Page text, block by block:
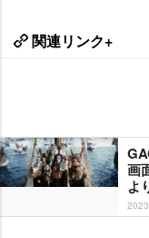
関連リンク+
画
よ